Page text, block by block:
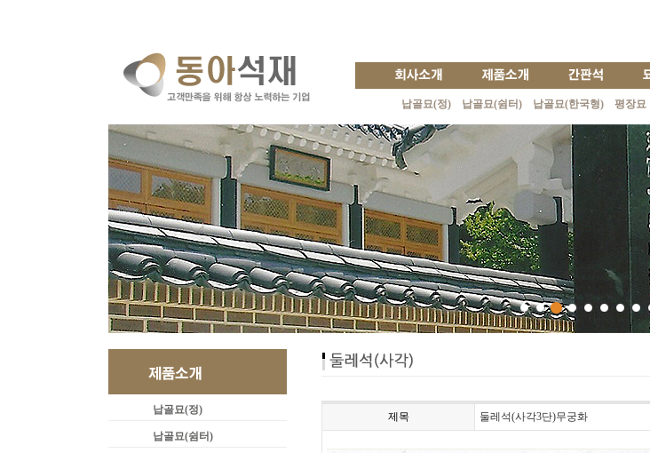
납골묘(정) 납골묘(쉼터) 납골묘(한국형) 평장묘
납골묘(정)
납골묘(쉼터)
제목 둘레석(사각3단)무궁화